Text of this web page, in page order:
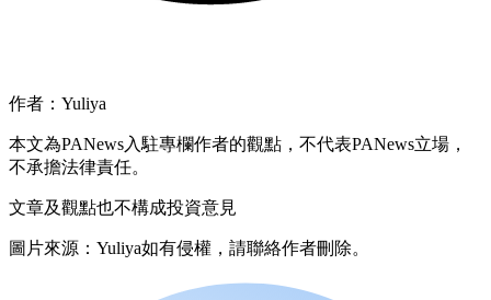
作者：Yuliya
本文為PANews入駐專欄作者的觀點，不代表PANews立場，
不承擔法律責任。
文章及觀點也不構成投資意見
圖片來源：Yuliya如有侵權，請聯絡作者刪除。